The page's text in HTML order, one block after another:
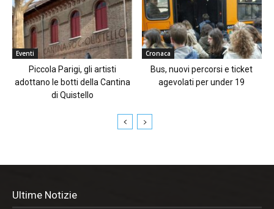
Eventi
Piccola Parigi, gli artisti
adottano le botti della Cantina
di Quistello
Cronaca
Bus, nuovi percorsi e ticket
agevolati per under 19
Ultime Notizie